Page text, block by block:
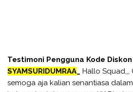
Testimoni Pengguna Kode
SYAMSURIDUMRAA
Hallo Squad,,,
semoga aja kalian senantiasa